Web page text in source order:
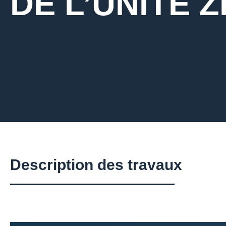
Description des travaux